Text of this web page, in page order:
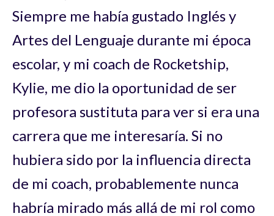
Siempre me había gustado Inglés y
Artes del Lenguaje durante mi época
escolar, y mi coach de Rocketship,
Kylie, me dio la oportunidad de ser
profesora sustituta para ver si era una
carrera que me interesaría. Si no
hubiera sido por la influencia directa
de mi coach, probablemente nunca
habría mirado más allá de mi rol como